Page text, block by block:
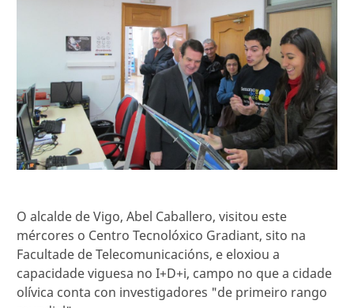
O alcalde de Vigo, Abel Caballero, visitou este
mércores o Centro Tecnolóxico Gradiant, sito na
Facultade de Telecomunicacións, e eloxiou a
capacidade viguesa no I+D+i, campo no que a cidade
olívica conta con investigadores "de primeiro rango